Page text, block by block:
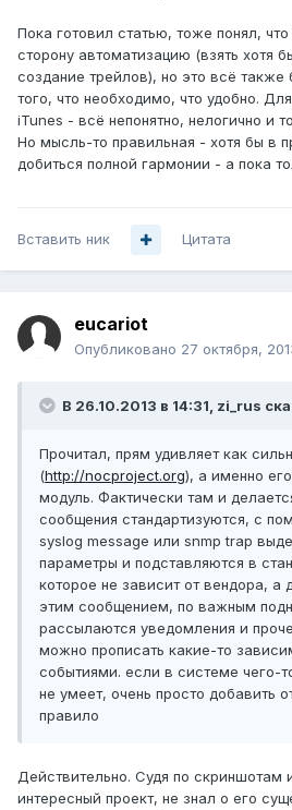
Пока готовил статью, тоже понял,
сторону автоматизацию (взять хотя
создание трейлов), но это всё также
того, что необходимо, что удобно.
iTunes - всё непонятно, нелогично и
Но мысль-то правильная - хотя бы в
добиться полной гармонии - а пока
Вставить ник Цитата
eucariot
Опубликовано 27 октября,
В 26.10.2013 в 14:31, zi_rus
Прочитал, прям удивляет как
(http://nocproject.org), а именно
модуль. Фактически там и
сообщения стандартизуются, с
syslog message или snmp trap
параметры и подставляются в
которое не зависит от вендора, а
этим сообщением, по важным
рассылаются уведомления и
можно прописать какие-то
событиями. если в системе чего-
не умеет, очень просто добавить
правило
Действительно. Судя по скриншотам
интересный проект, не знал о его